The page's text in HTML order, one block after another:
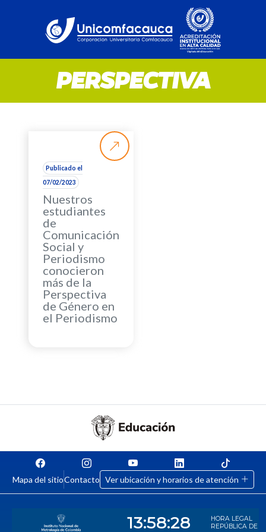
PERSPECTIVA
Publicado el
07/02/2023
Nuestros
estudiantes
de
Comunicación
Social y
Periodismo
conocieron
más de la
Perspectiva
de Género en
el Periodismo
Mapa del sitioContacto Ver ubicación y horarios de atención